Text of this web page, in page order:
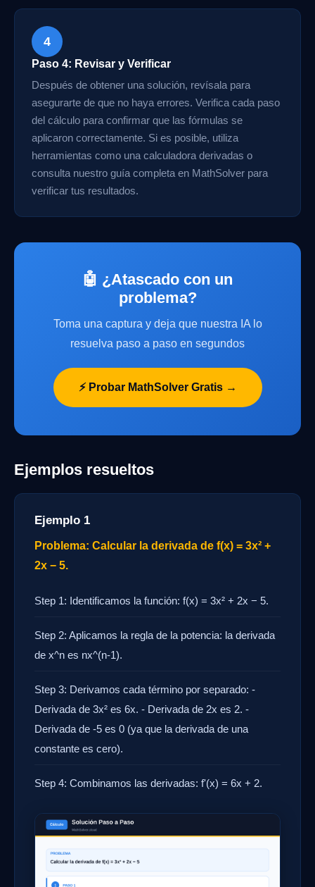
4
Paso 4: Revisar y Verificar
Después de obtener una solución, revísala para
asegurarte de que no haya errores. Verifica cada paso
del cálculo para confirmar que las fórmulas se
aplicaron correctamente. Si es posible, utiliza
herramientas como una calculadora derivadas o
consulta nuestro guía completa en MathSolver para
verificar tus resultados.
🤖 ¿Atascado con un
problema?
Toma una captura y deja que nuestra IA lo
resuelva paso a paso en segundos
⚡ Probar MathSolver Gratis →
Ejemplos resueltos
Ejemplo 1
Problema: Calcular la derivada de f(x) = 3x² +
2x − 5.
Step 1: Identificamos la función: f(x) = 3x² + 2x − 5.
Step 2: Aplicamos la regla de la potencia: la derivada
de x^n es nx^(n-1).
Step 3: Derivamos cada término por separado: -
Derivada de 3x² es 6x. - Derivada de 2x es 2. -
Derivada de -5 es 0 (ya que la derivada de una
constante es cero).
Step 4: Combinamos las derivadas: f'(x) = 6x + 2.